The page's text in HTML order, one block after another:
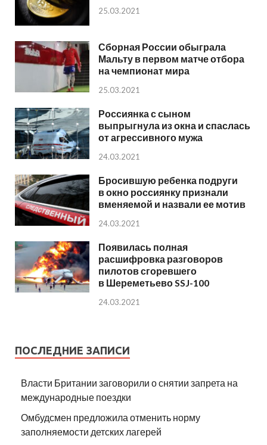
25.03.2021
Сборная России обыграла
Мальту в первом матче отбора
на чемпионат мира
25.03.2021
Россиянка с сыном
выпрыгнула из окна и спаслась
от агрессивного мужа
24.03.2021
Бросившую ребенка подруги
в окно россиянку признали
вменяемой и назвали ее мотив
24.03.2021
Появилась полная
расшифровка разговоров
пилотов сгоревшего
в Шереметьево SSJ-100
24.03.2021
ПОСЛЕДНИЕ ЗАПИСИ
Власти Британии заговорили о снятии запрета на
международные поездки
Омбудсмен предложила отменить норму
заполняемости детских лагерей